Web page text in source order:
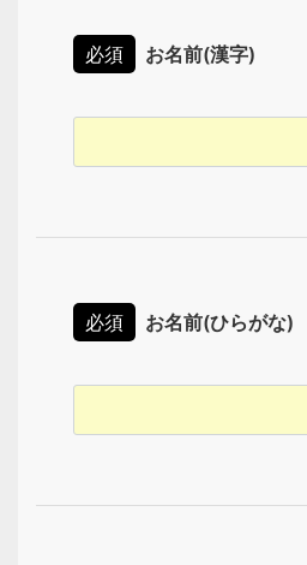
必須 お名前(漢字)
必須 お名前(ひらがな)